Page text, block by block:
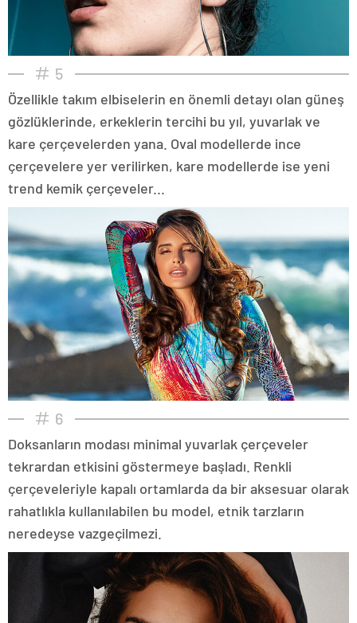
5
Özellikle takım elbiselerin en önemli detayı olan güneş
gözlüklerinde, erkeklerin tercihi bu yıl, yuvarlak ve
kare çerçevelerden yana. Oval modellerde ince
çerçevelere yer verilirken, kare modellerde ise yeni
trend kemik çerçeveler...
6
Doksanların modası minimal yuvarlak çerçeveler
tekrardan etkisini göstermeye başladı. Renkli
çerçeveleriyle kapalı ortamlarda da bir aksesuar olarak
rahatlıkla kullanılabilen bu model, etnik tarzların
neredeyse vazgeçilmezi.